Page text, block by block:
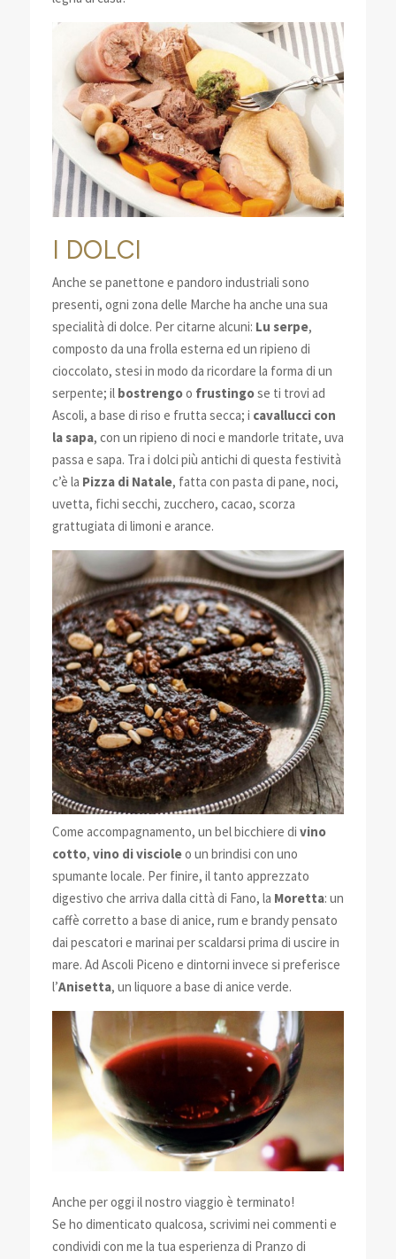
I DOLCI
Anche se panettone e pandoro industriali sono
presenti, ogni zona delle Marche ha anche una sua
specialità di dolce. Per citarne alcuni: Lu serpe,
composto da una frolla esterna ed un ripieno di
cioccolato, stesi in modo da ricordare la forma di un
serpente; il bostrengoo frustingose ti trovi ad
Ascoli, a base di riso e frutta secca; i cavallucci con
la sapa, con un ripieno di noci e mandorle tritate, uva
passa e sapa. Tra i dolci più antichi di questa festività
c’è la Pizza di Natale, fatta con pasta di pane, noci,
uvetta, fichi secchi, zucchero, cacao, scorza
grattugiata di limoni e arance.
Come accompagnamento, un bel bicchiere di vino
cotto, vino di viscioleo un brindisi con uno
spumante locale. Per finire, il tanto apprezzato
digestivo che arriva dalla città di Fano, la Moretta: un
caffè corretto a base di anice, rum e brandy pensato
dai pescatori e marinai per scaldarsi prima di uscire in
mare. Ad Ascoli Piceno e dintorni invece si preferisce
l’Anisetta, un liquore a base di anice verde.
Anche per oggi il nostro viaggio è terminato!
Se ho dimenticato qualcosa, scrivimi nei commenti e
condividi con me la tua esperienza di Pranzo di